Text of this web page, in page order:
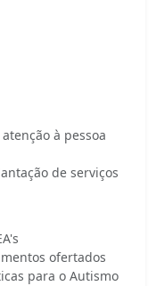
à pessoa
de serviços
ofertados
para o Autismo